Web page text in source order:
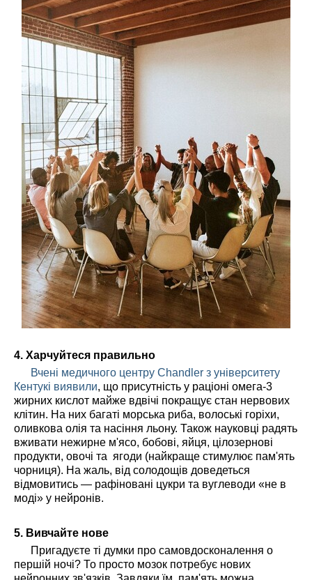
4. Харчуйтеся правильно
Вчені медичного центру Chandler з університету
Кентукі виявили, що присутність у раціоні омега-3
жирних кислот майже вдвічі покращує стан нервових
клітин. На них багаті морська риба, волоські горіхи,
оливкова олія та насіння льону. Також науковці радять
вживати нежирне м'ясо, бобові, яйця, цілозернові
продукти, овочі та ягоди (найкраще стимулює пам'ять
чорниця). На жаль, від солодощів доведеться
відмовитись — рафіновані цукри та вуглеводи «не в
моді» у нейронів.
5. Вивчайте нове
Пригадуєте ті думки про самовдосконалення о
першій ночі? То просто мозок потребує нових